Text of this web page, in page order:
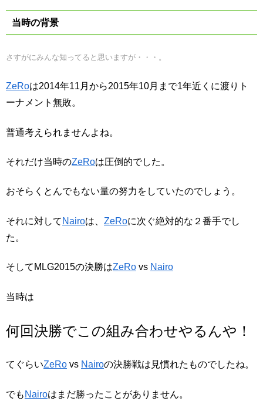
当時の背景
さすがにみんな知ってると思いますが・・・。
ZeRoは2014年11月から2015年10月まで1年近くに渡りト
ーナメント無敗。
普通考えられませんよね。
それだけ当時のZeRoは圧倒的でした。
おそらくとんでもない量の努力をしていたのでしょう。
それに対して Nairoは、 ZeRoに次ぐ絶対的な２番手でし
た。
そしてMLG2015の決勝はZeRo vs Nairo
当時は
何回決勝でこの組み合わせやるんや！
てぐらいZeRo vs Nairoの決勝戦は見慣れたものでしたね。
でも Nairoはまだ勝ったことがありません。